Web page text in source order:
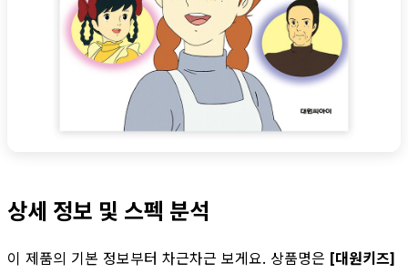
상세 정보 및 스펙 분석
이 제품의 기본 정보부터 차근차근 보게요. 상품명은 [대원키즈]